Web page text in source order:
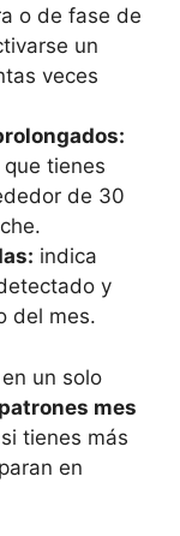
o de fase de
un
veces
tienes
de 30
indica
y
del mes.
un solo
mes
tienes más
en